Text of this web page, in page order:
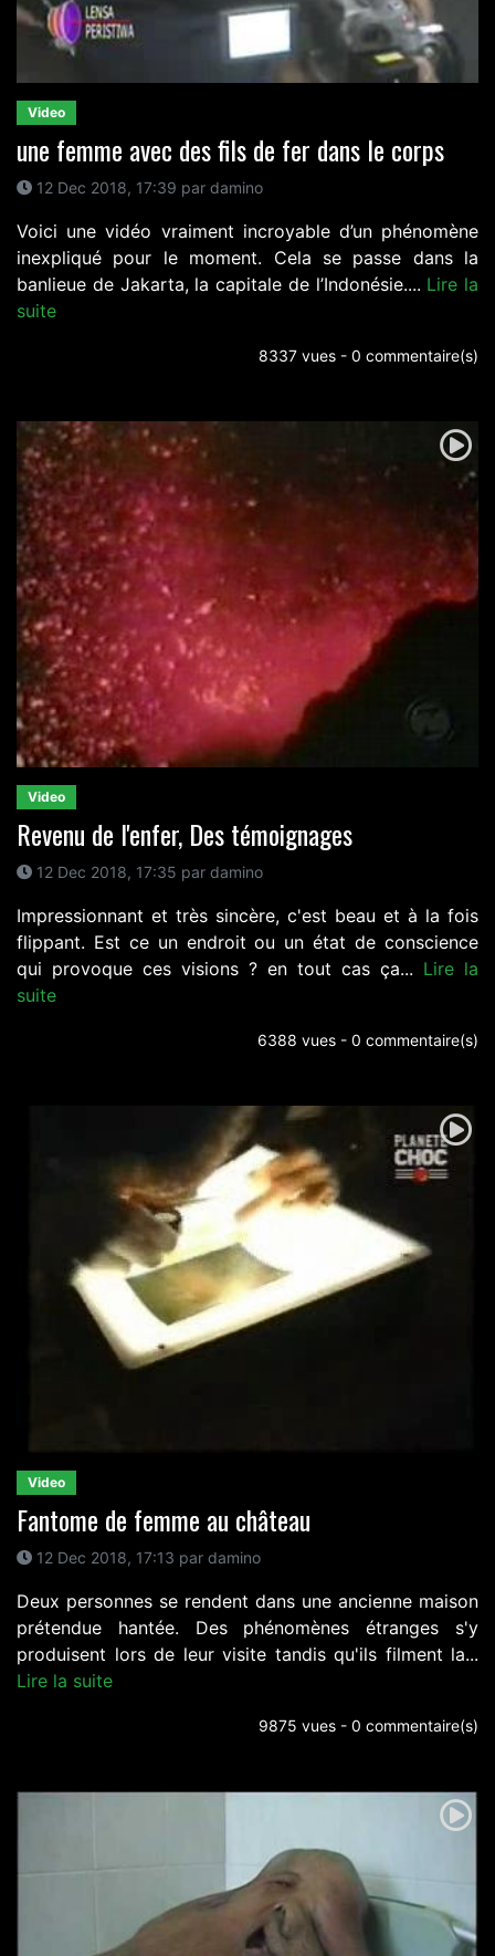
Video
une femme avec des fils de fer dans le corps
12 Dec 2018, 17:39 par damino
Voici une vidéo vraiment incroyable d’un phénomène
inexpliqué pour le moment. Cela se passe dans la
banlieue de Jakarta, la capitale de l’Indonésie.... Lire la
suite
8337 vues - 0 commentaire(s)
Video
Revenu de l'enfer, Des témoignages
12 Dec 2018, 17:35 par damino
Impressionnant et très sincère, c'est beau et à la fois
flippant. Est ce un endroit ou un état de conscience
qui provoque ces visions ? en tout cas ça... Lire la
suite
6388 vues - 0 commentaire(s)
Video
Fantome de femme au château
12 Dec 2018, 17:13 par damino
Deux personnes se rendent dans une ancienne maison
prétendue hantée. Des phénomènes étranges s'y
produisent lors de leur visite tandis qu'ils filment la...
Lire la suite
9875 vues - 0 commentaire(s)